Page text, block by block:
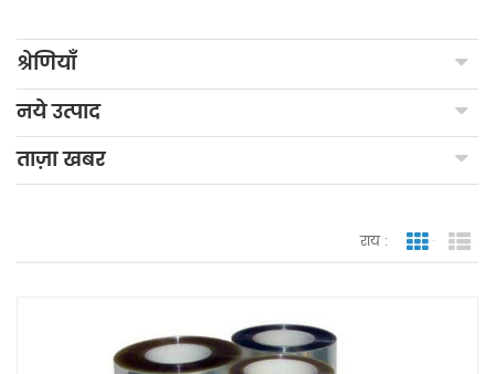
श्रेणियाँ
नये उत्पाद
ताज़ा खबर
राय : जाली